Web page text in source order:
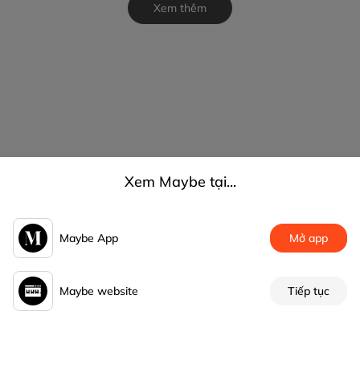
Xem thêm
Xem Maybe tại...
Maybe App Mở app
Maybe website Tiếp tục